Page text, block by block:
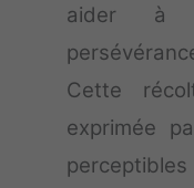
aider à
Cette
exprimée